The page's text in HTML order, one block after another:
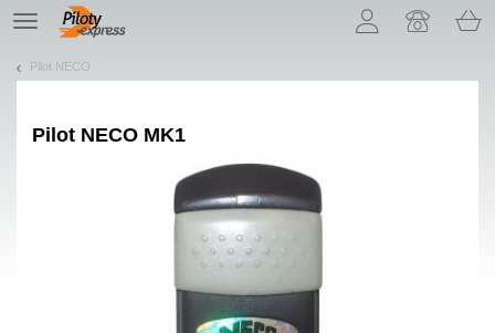
TE
navigation
Pilot NECO
Pilot NECO MK1
Pozwól, że przedstawimy nasze ciasteczka!